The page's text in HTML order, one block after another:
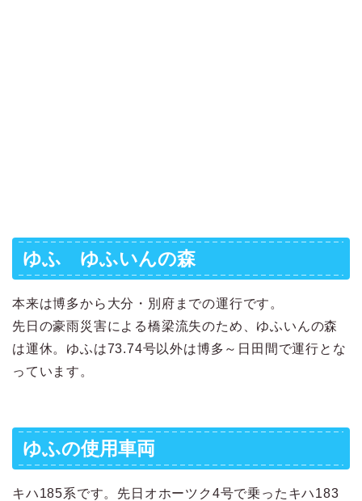
ゆふ ゆふいんの森
本来は博多から大分・別府までの運行です。
先日の豪雨災害による橋梁流失のため、ゆふいんの森
は運休。ゆふは73.74号以外は博多～日田間で運行とな
っています。
ゆふの使用車両
キハ185系です。先日オホーツク4号で乗ったキハ183